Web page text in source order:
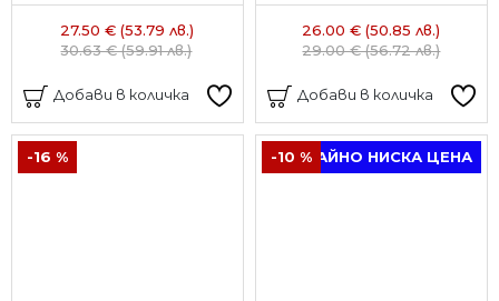
27.50 € (53.79 лв.)
30.63 € (59.91 лв.)
Добави в количка
26.00 € (50.85 лв.)
29.00 € (56.72 лв.)
Добави в количка
-16 % ТРАЙНО НИСКА ЦЕНА
-10 %